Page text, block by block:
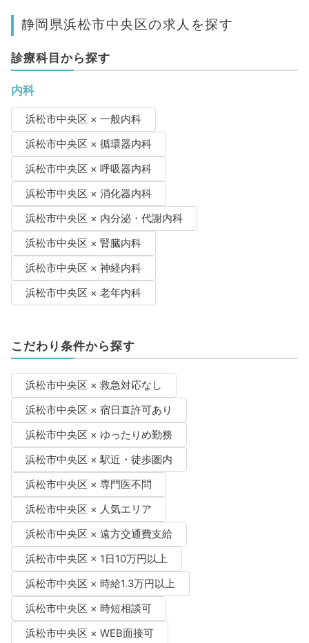
静岡県浜松市中央区の求人を探す
診療科目から探す
内科
浜松市中央区 × 一般内科
浜松市中央区 × 循環器内科
浜松市中央区 × 呼吸器内科
浜松市中央区 × 消化器内科
浜松市中央区 × 内分泌・代謝内科
浜松市中央区 × 腎臓内科
浜松市中央区 × 神経内科
浜松市中央区 × 老年内科
こだわり条件から探す
浜松市中央区 × 救急対応なし
浜松市中央区 × 宿日直許可あり
浜松市中央区 × ゆったりめ勤務
浜松市中央区 × 駅近・徒歩圏内
浜松市中央区 × 専門医不問
浜松市中央区 × 人気エリア
浜松市中央区 × 遠方交通費支給
浜松市中央区 × 1日10万円以上
浜松市中央区 × 時給1.3万円以上
浜松市中央区 × 時短相談可
浜松市中央区 × WEB面接可